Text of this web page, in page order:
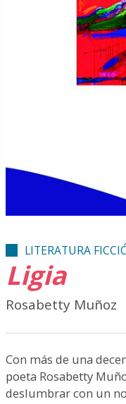
LITERATURA
Ligia
Rosabetty Muñoz
Con más de una
poeta Rosabetty
deslumbrar con un